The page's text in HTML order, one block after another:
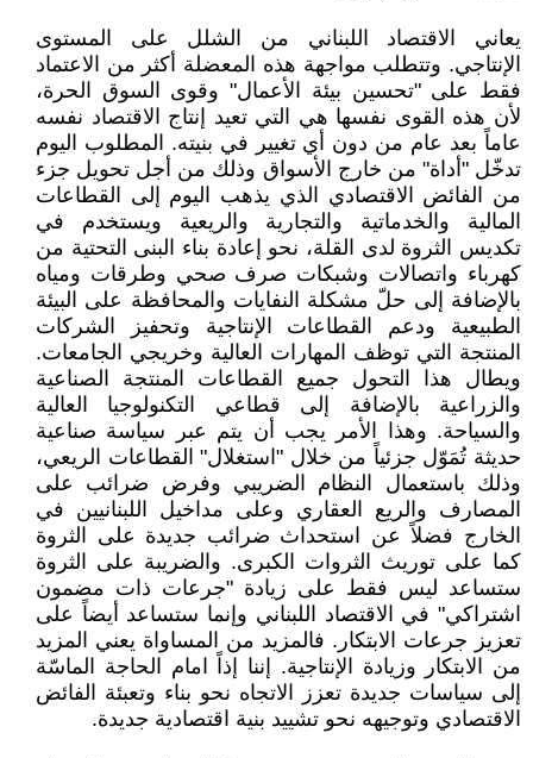
يعاني الاقتصاد اللبناني من الشلل على المستوى
الإنتاجي. وتتطلب مواجهة هذه المعضلة أكثر من الاعتماد
فقط على "تحسين بيئة الأعمال" وقوى السوق الحرة،
لأن هذه القوى نفسها هي التي تعيد إنتاج الاقتصاد نفسه
عاماً بعد عام من دون أي تغيير في بنيته. المطلوب اليوم
تدخّل "أداة" من خارج الأسواق وذلك من أجل تحويل جزء
من الفائض الاقتصادي الذي يذهب اليوم إلى القطاعات
المالية والخدماتية والتجارية والريعية ويستخدم في
تكديس الثروة لدى القلة، نحو إعادة بناء البنى التحتية من
كهرباء واتصالات وشبكات صرف صحي وطرقات ومياه
بالإضافة إلى حلّ مشكلة النفايات والمحافظة على البيئة
الطبيعية ودعم القطاعات الإنتاجية وتحفيز الشركات
المنتجة التي توظف المهارات العالية وخريجي الجامعات.
ويطال هذا التحول جميع القطاعات المنتجة الصناعية
والزراعية بالإضافة إلى قطاعي التكنولوجيا العالية
والسياحة. وهذا الأمر يجب أن يتم عبر سياسة صناعية
حديثة تُمَوّل جزئياً من خلال "استغلال" القطاعات الريعي،
وذلك باستعمال النظام الضريبي وفرض ضرائب على
المصارف والريع العقاري وعلى مداخيل اللبنانيين في
الخارج فضلاً عن استحداث ضرائب جديدة على الثروة
كما على توريث الثروات الكبرى. والضريبة على الثروة
ستساعد ليس فقط على زيادة "جرعات ذات مضمون
اشتراكي" في الاقتصاد اللبناني وإنما ستساعد أيضاً على
تعزيز جرعات الابتكار. فالمزيد من المساواة يعني المزيد
من الابتكار وزيادة الإنتاجية. إننا إذاً امام الحاجة الماسّة
إلى سياسات جديدة تعزز الاتجاه نحو بناء وتعبئة الفائض
الاقتصادي وتوجيهه نحو تشييد بنية اقتصادية جديدة.